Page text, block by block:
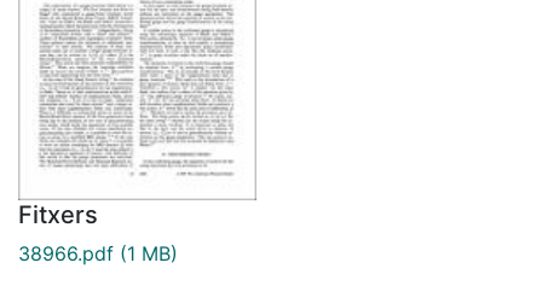
Fitxers
38966.pdf (1 MB)